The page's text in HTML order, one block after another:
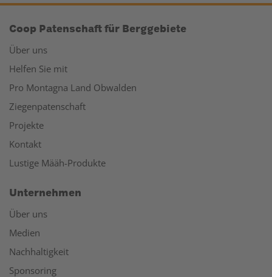
Coop Patenschaft für Berggebiete
Über uns
Helfen Sie mit
Pro Montagna Land Obwalden
Ziegenpatenschaft
Projekte
Kontakt
Lustige Määh-Produkte
Unternehmen
Über uns
Medien
Nachhaltigkeit
Sponsoring